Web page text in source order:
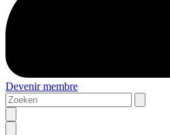
Devenir membre
Zoeken